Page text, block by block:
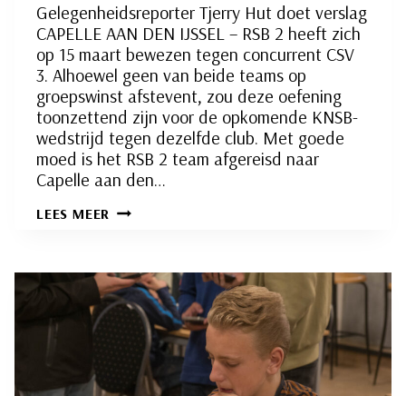
Gelegenheidsreporter Tjerry Hut doet verslag
CAPELLE AAN DEN IJSSEL – RSB 2 heeft zich
op 15 maart bewezen tegen concurrent CSV
3. Alhoewel geen van beide teams op
groepswinst afstevent, zou deze oefening
toonzettend zijn voor de opkomende KNSB-
wedstrijd tegen dezelfde club. Met goede
moed is het RSB 2 team afgereisd naar
Capelle aan den…
LEES MEER SLIEDRECHT
AVONTUUR
IN
CAPELLE